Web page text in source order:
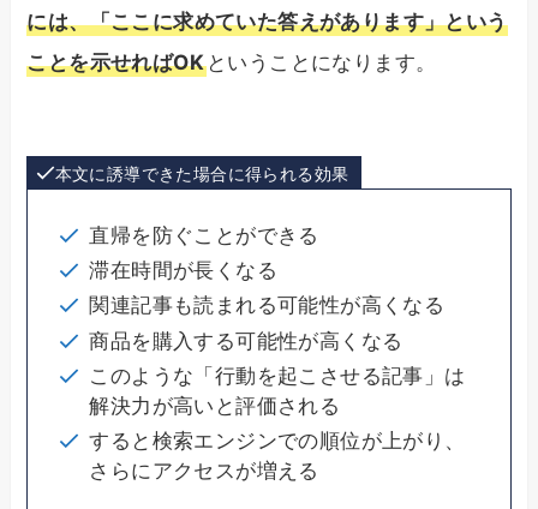
には、「ここに求めていた答えがあります」という
ことを示せればOK ということになります。
本文に誘導できた場合に得られる効果
直帰を防ぐことができる
滞在時間が長くなる
関連記事も読まれる可能性が高くなる
商品を購入する可能性が高くなる
このような「行動を起こさせる記事」は
解決力が高いと評価される
すると検索エンジンでの順位が上がり、
さらにアクセスが増える